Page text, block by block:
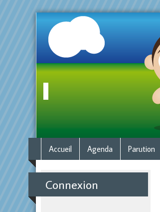
M
e
n
Accueil Agenda Parution
Connexion